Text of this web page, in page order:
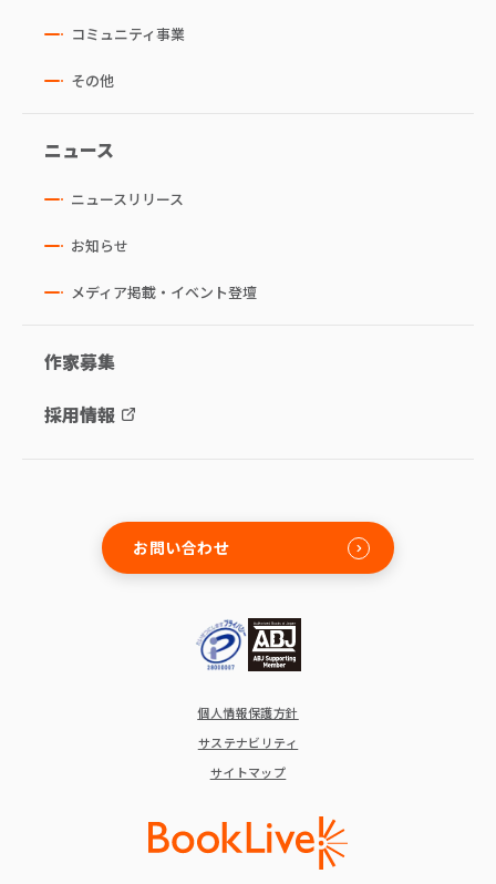
コミュニティ事業
その他
ニュース
ニュースリリース
お知らせ
メディア掲載・イベント登壇
作家募集
採用情報
お問い合わせ
個人情報保護方針
サステナビリティ
サイトマップ